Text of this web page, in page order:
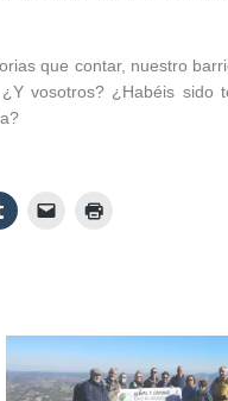
que contar, nuestro
vosotros? ¿Habéis sido